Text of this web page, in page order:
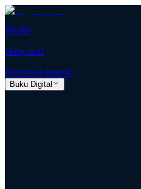
HKBP
hkbp.or.id
BerandaAlmanak
Buku Digital